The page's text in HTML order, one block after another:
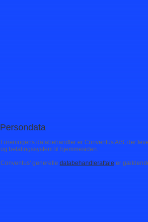
Persondata
Foreningens databehandler er Conventus A/S, der
og betalingssystem til hjemmesiden.
Conventus' generelle databehandleraftale er